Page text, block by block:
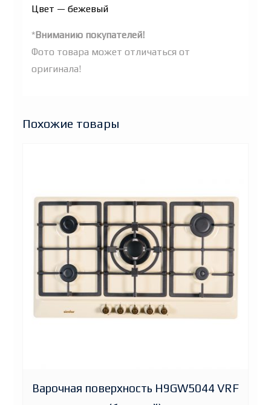
Цвет — бежевый
*Вниманию покупателей!
Фото товара может отличаться от
оригинала!
Похожие товары
Варочная поверхность H9GW5044 VRF